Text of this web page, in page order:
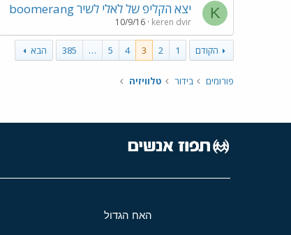
K יצא הקליפ של לאלי לשיר boomerang
keren dvir
10/9/16
הקודם 1
2
3
4
5
…
385 הבא
פורומים בידור טלוויזיה
האח הגדול